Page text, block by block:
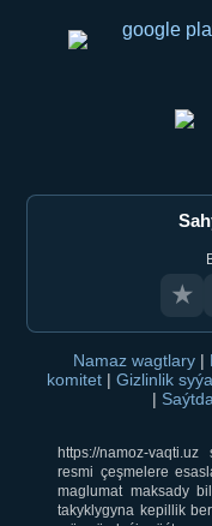
★
Namaz wagtlary |
komitet | Gizlinlik
|
https://namoz-
resmi çeşmelere
maglumat maksady
takyklygyna kepillik